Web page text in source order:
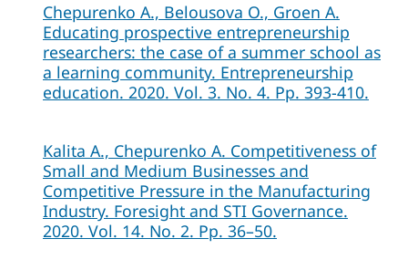
Chepurenko A., Belousova O., Groen A.
Educating prospective entrepreneurship
researchers: the case of a summer school as
a learning community. Entrepreneurship
education. 2020. Vol. 3. No. 4. Pp. 393-410.
Kalita A., Chepurenko A. Competitiveness of
Small and Medium Businesses and
Competitive Pressure in the Manufacturing
Industry. Foresight and STI Governance.
2020. Vol. 14. No. 2. Pp. 36–50.